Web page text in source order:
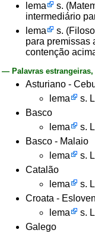
lema
s.
intermediário
lema
s.
para premissas
contenção
— Palavras
Asturiano -
lema
s.
Basco
lema
s.
Basco - Malaio
lema
s.
Catalão
lema
s.
Croata -
lema
s.
Galego